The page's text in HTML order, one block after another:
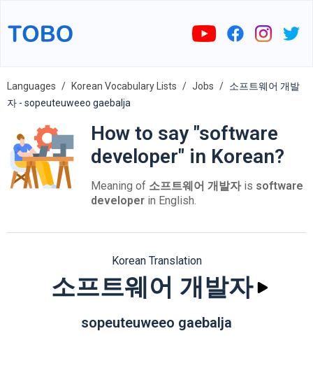
Languages Korean Vocabulary Lists Jobs
소프트웨어 개발
자 - sopeuteuweeo gaebalja
How to say "software
developer" in Korean?
Meaning of 소프트웨어 개발자is software
developer in English.
Korean Translation
소프트웨어 개발자
sopeuteuweeo gaebalja